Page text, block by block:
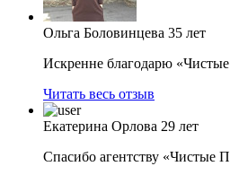
Ольга Боловинцева 35 лет
Искренне благодарю
Читать весь отзыв
Екатерина Орлова 29 лет
Спасибо агентству «Чистые